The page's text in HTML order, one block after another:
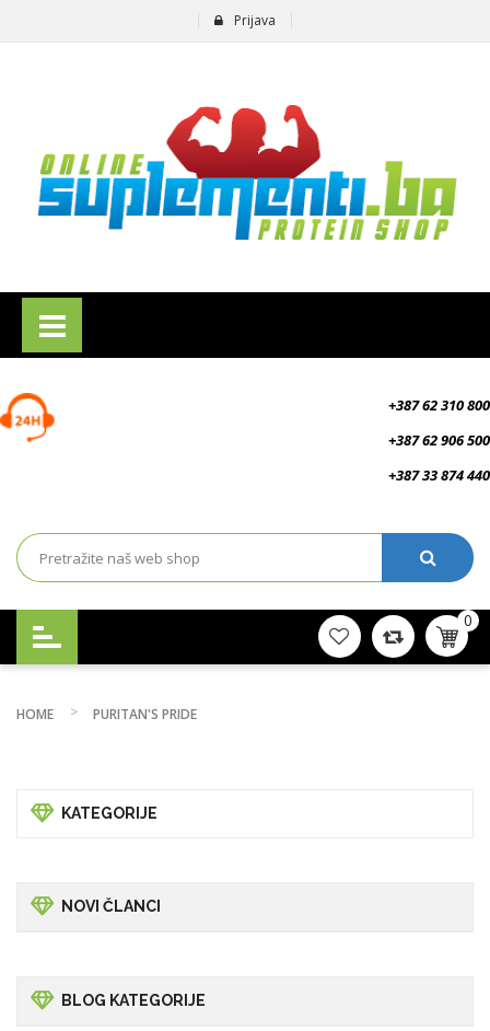
Prijava
+387 62 310 800
+387 62 906 500
+387 33 874 440
0
HOME PURITAN'S PRIDE
KATEGORIJE
NOVI ČLANCI
BLOG KATEGORIJE